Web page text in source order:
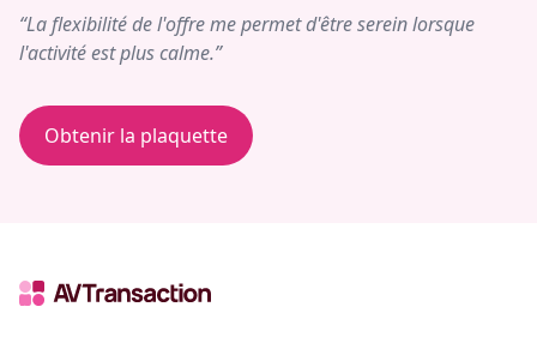
“La flexibilité de l'offre me permet d'être serein lorsque
l'activité est plus calme.”
Obtenir la plaquette